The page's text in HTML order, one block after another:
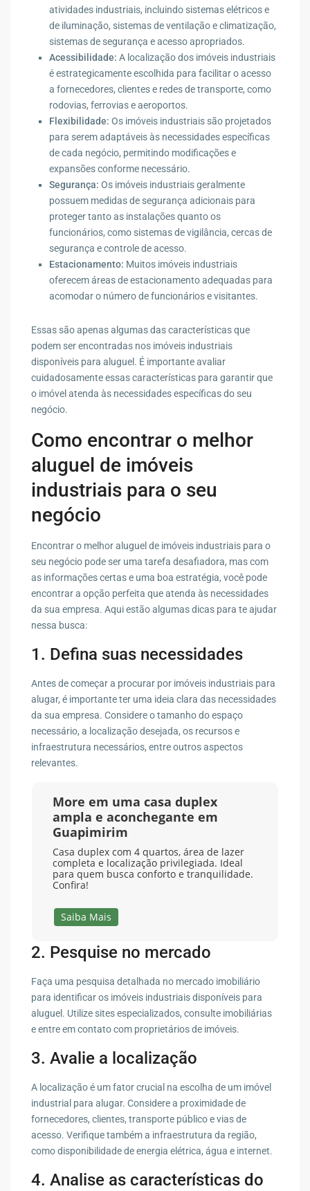
atividades industriais, incluindo sistemas elétricos e
de iluminação, sistemas de ventilação e climatização,
sistemas de segurança e acesso apropriados.
Acessibilidade: A localização dos imóveis industriais
é estrategicamente escolhida para facilitar o acesso
a fornecedores, clientes e redes de transporte, como
rodovias, ferrovias e aeroportos.
Flexibilidade: Os imóveis industriais são projetados
para serem adaptáveis às necessidades específicas
de cada negócio, permitindo modificações e
expansões conforme necessário.
Segurança: Os imóveis industriais geralmente
possuem medidas de segurança adicionais para
proteger tanto as instalações quanto os
funcionários, como sistemas de vigilância, cercas de
segurança e controle de acesso.
Estacionamento: Muitos imóveis industriais
oferecem áreas de estacionamento adequadas para
acomodar o número de funcionários e visitantes.
Essas são apenas algumas das características que
podem ser encontradas nos imóveis industriais
disponíveis para aluguel. É importante avaliar
cuidadosamente essas características para garantir que
o imóvel atenda às necessidades específicas do seu
negócio.
Como encontrar o melhor
aluguel de imóveis
industriais para o seu
negócio
Encontrar o melhor aluguel de imóveis industriais para o
seu negócio pode ser uma tarefa desafiadora, mas com
as informações certas e uma boa estratégia, você pode
encontrar a opção perfeita que atenda às necessidades
da sua empresa. Aqui estão algumas dicas para te ajudar
nessa busca:
1. Defina suas necessidades
Antes de começar a procurar por imóveis industriais para
alugar, é importante ter uma ideia clara das necessidades
da sua empresa. Considere o tamanho do espaço
necessário, a localização desejada, os recursos e
infraestrutura necessários, entre outros aspectos
relevantes.
More em uma casa duplex
ampla e aconchegante em
Guapimirim
Casa duplex com 4 quartos, área de lazer
completa e localização privilegiada. Ideal
para quem busca conforto e tranquilidade.
Confira!
Saiba Mais
2. Pesquise no mercado
Faça uma pesquisa detalhada no mercado imobiliário
para identificar os imóveis industriais disponíveis para
aluguel. Utilize sites especializados, consulte imobiliárias
e entre em contato com proprietários de imóveis.
3. Avalie a localização
A localização é um fator crucial na escolha de um imóvel
industrial para alugar. Considere a proximidade de
fornecedores, clientes, transporte público e vias de
acesso. Verifique também a infraestrutura da região,
como disponibilidade de energia elétrica, água e internet.
4. Analise as características do